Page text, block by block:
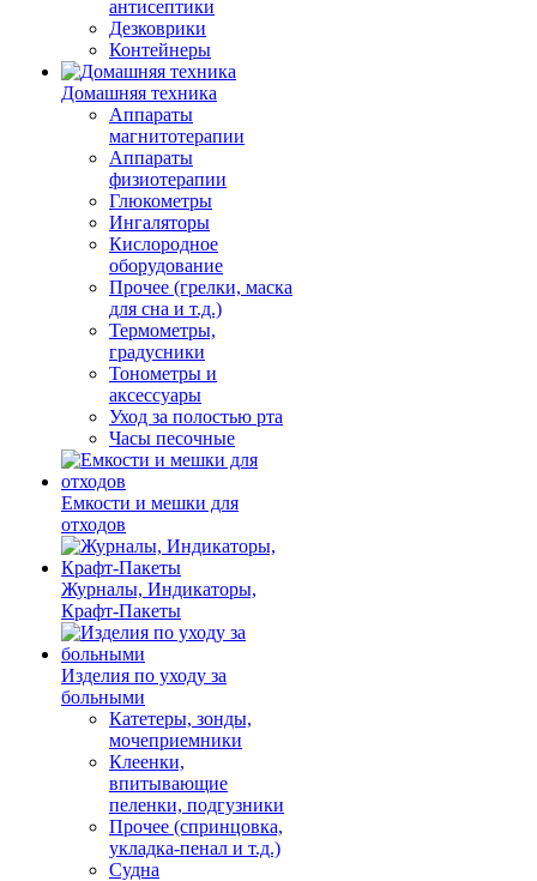
антисептики
Дезковрики
Контейнеры
Домашняя техника
Аппараты
магнитотерапии
Аппараты
физиотерапии
Глюкометры
Ингаляторы
Кислородное
оборудование
Прочее (грелки, маска
для сна и т.д.)
Термометры,
градусники
Тонометры и
аксессуары
Уход за полостью рта
Часы песочные
Емкости и мешки для
отходов
Журналы, Индикаторы,
Крафт-Пакеты
Изделия по уходу за
больными
Катетеры, зонды,
мочеприемники
Клеенки,
впитывающие
пеленки, подгузники
Прочее (спринцовка,
укладка-пенал и т.д.)
Судна